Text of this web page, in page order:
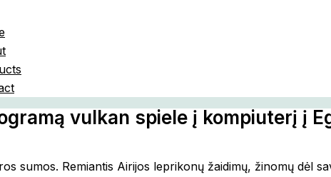
vulkan spiele į kompiuterį į
sumos. Remiantis Airijos leprikonų žaidimų, žinomų dėl